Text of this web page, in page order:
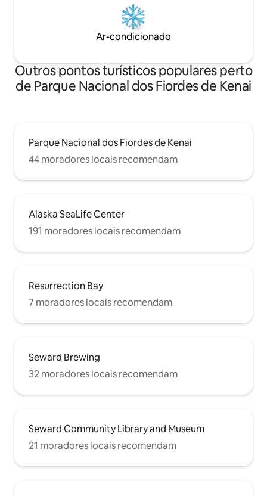
Ar-condicionado
Outros pontos turísticos populares perto
de Parque Nacional dos Fiordes de Kenai
Parque Nacional dos Fiordes de Kenai
44 moradores locais recomendam
Alaska SeaLife Center
191 moradores locais recomendam
Resurrection Bay
7 moradores locais recomendam
Seward Brewing
32 moradores locais recomendam
Seward Community Library and Museum
21 moradores locais recomendam